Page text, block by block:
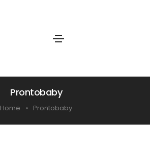
Prontobaby
Home Prontobaby